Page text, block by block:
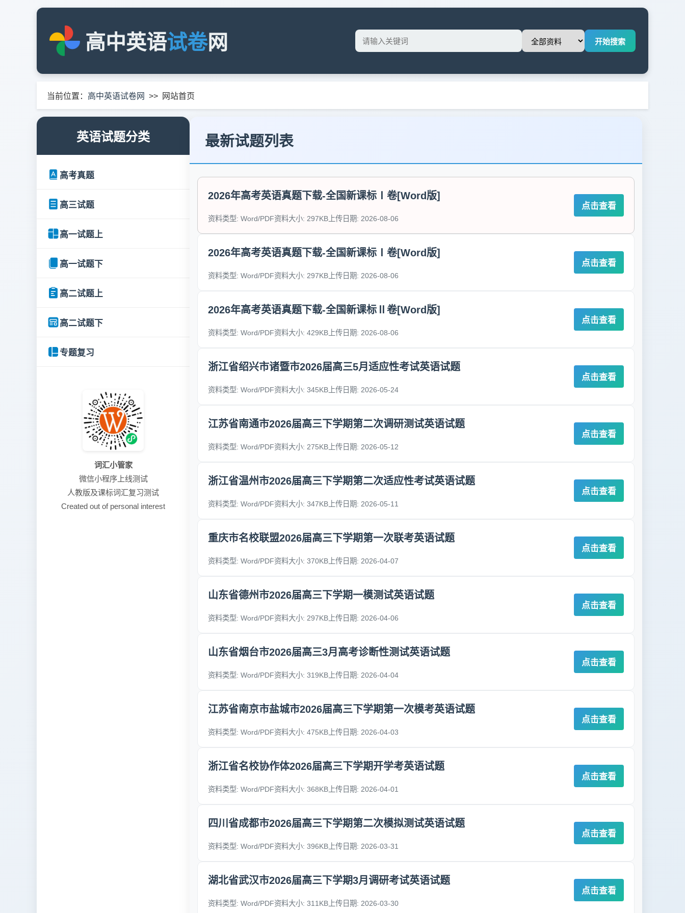
高中英语试卷网 开始搜索
当前位置： 高中英语试卷网 >> 网站首页
英语试题分类
高考真题
高三试题
高一试题上
高一试题下
高二试题上
高二试题下
专题复习
词汇小管家
微信小程序上线测试
人教版及课标词汇复习测试
Created out of personal interest
最新试题列表
2026年高考英语真题下载-全国新课标Ⅰ卷[Word版]
资料类型: Word/PDF资料大小: 297KB 上传日期: 2026-08-06
点击查看
2026年高考英语真题下载-全国新课标Ⅰ卷[Word版]
资料类型: Word/PDF资料大小: 297KB 上传日期: 2026-08-06
点击查看
2026年高考英语真题下载-全国新课标Ⅱ卷[Word版]
资料类型: Word/PDF资料大小: 429KB 上传日期: 2026-08-06
点击查看
浙江省绍兴市诸暨市2026届高三5月适应性考试英语试题
资料类型: Word/PDF资料大小: 345KB 上传日期: 2026-05-24
点击查看
江苏省南通市2026届高三下学期第二次调研测试英语试题
资料类型: Word/PDF资料大小: 275KB 上传日期: 2026-05-12
点击查看
浙江省温州市2026届高三下学期第二次适应性考试英语试题
资料类型: Word/PDF资料大小: 347KB 上传日期: 2026-05-11
点击查看
重庆市名校联盟2026届高三下学期第一次联考英语试题
资料类型: Word/PDF资料大小: 370KB 上传日期: 2026-04-07
点击查看
山东省德州市2026届高三下学期一模测试英语试题
资料类型: Word/PDF资料大小: 297KB 上传日期: 2026-04-06
点击查看
山东省烟台市2026届高三3月高考诊断性测试英语试题
资料类型: Word/PDF资料大小: 319KB 上传日期: 2026-04-04
点击查看
江苏省南京市盐城市2026届高三下学期第一次模考英语试题
资料类型: Word/PDF资料大小: 475KB 上传日期: 2026-04-03
点击查看
浙江省名校协作体2026届高三下学期开学考英语试题
资料类型: Word/PDF资料大小: 368KB 上传日期: 2026-04-01
点击查看
四川省成都市2026届高三下学期第二次模拟测试英语试题
资料类型: Word/PDF资料大小: 396KB 上传日期: 2026-03-31
点击查看
湖北省武汉市2026届高三下学期3月调研考试英语试题
资料类型: Word/PDF资料大小: 311KB 上传日期: 2026-03-30
点击查看